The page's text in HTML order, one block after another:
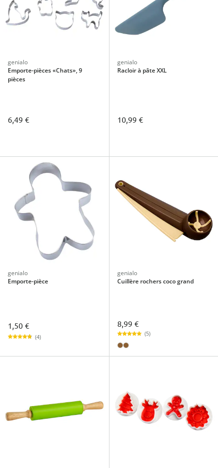
genialo
Emporte-pièces «Chats», 9
pièces
6,49 €
genialo
Racloir à pâte XXL
10,99 €
genialo
Emporte-pièce
1,50 €
(4)
genialo
Cuillère rochers coco grand
8,99 €
(5)